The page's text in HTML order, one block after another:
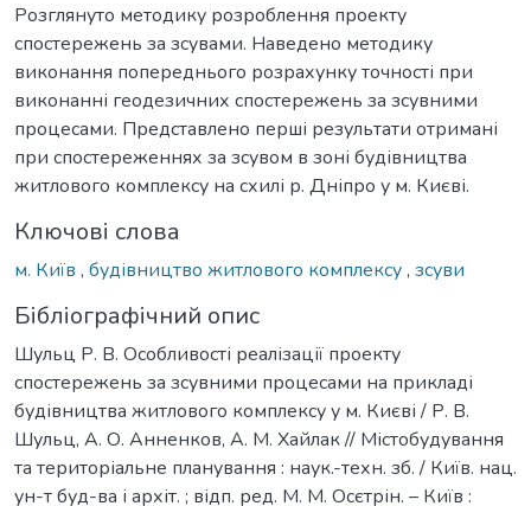
Розглянуто методику розроблення проекту
спостережень за зсувами. Наведено методику
виконання попереднього розрахунку точності при
виконанні геодезичних спостережень за зсувними
процесами. Представлено перші результати отримані
при спостереженнях за зсувом в зоні будівництва
житлового комплексу на схилі р. Дніпро у м. Києві.
Ключові слова
м. Київ , будівництво житлового комплексу, зсуви
Бібліографічний опис
Шульц Р. В. Особливості реалізації проекту
спостережень за зсувними процесами на прикладі
будівництва житлового комплексу у м. Києві / Р. В.
Шульц, А. О. Анненков, А. М. Хайлак // Містобудування
та територіальне планування : наук.-техн. зб. / Київ. нац.
ун-т буд-ва і архіт. ; відп. ред. М. М. Осєтрін. – Київ :